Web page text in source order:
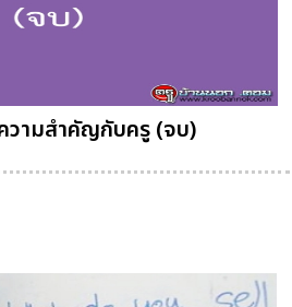
วามสำคัญกับครู (จบ)